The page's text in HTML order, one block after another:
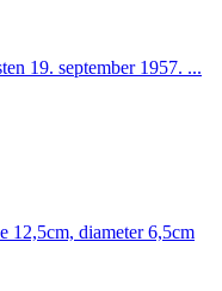
19. september 1957. ...
12,5cm, diameter 6,5cm